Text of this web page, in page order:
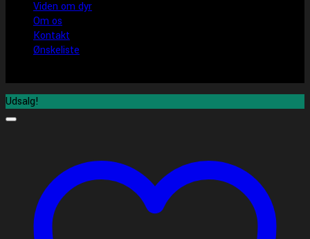
Viden om dyr
Om os
Kontakt
Ønskeliste
Udsalg!